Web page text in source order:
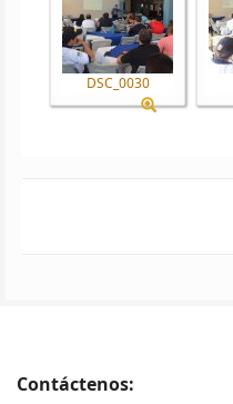
DSC_0030
Contáctenos: